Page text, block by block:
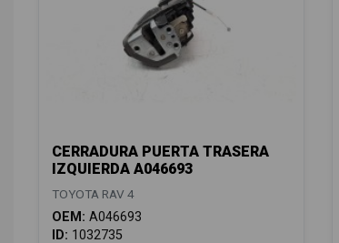
CERRADURA PUERTA TRASERA
IZQUIERDA A046693
TOYOTA RAV 4
OEM: A046693
ID: 1032735